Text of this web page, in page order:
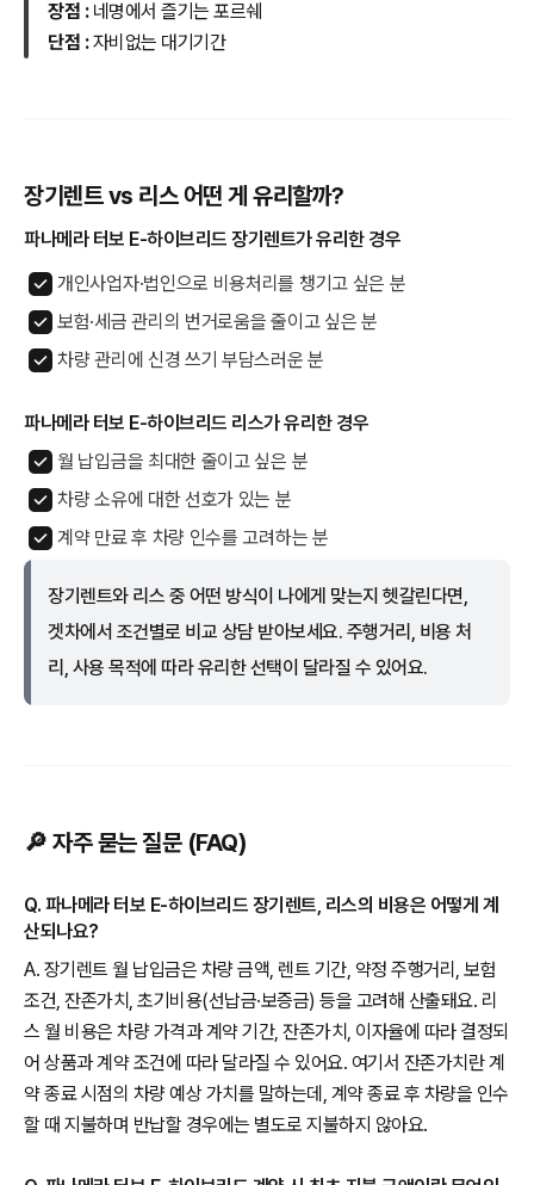
장점 : 네명에서 즐기는 포르쉐
단점 :자비없는 대기기간
장기렌트 vs 리스 어떤 게 유리할까?
파나메라 터보 E-하이브리드 장기렌트가 유리한 경우
개인사업자·법인으로 비용처리를 챙기고 싶은 분
보험·세금 관리의 번거로움을 줄이고 싶은 분
차량 관리에 신경 쓰기 부담스러운 분
파나메라 터보 E-하이브리드 리스가 유리한 경우
월 납입금을 최대한 줄이고 싶은 분
차량 소유에 대한 선호가 있는 분
계약 만료 후 차량 인수를 고려하는 분
장기렌트와 리스 중 어떤 방식이 나에게 맞는지 헷갈린다면,
겟차에서 조건별로 비교 상담 받아보세요. 주행거리, 비용 처
리, 사용 목적에 따라 유리한 선택이 달라질 수 있어요.
🔎 자주 묻는 질문 (FAQ)
Q. 파나메라 터보 E-하이브리드 장기렌트, 리스의 비용은 어떻게 계
산되나요?
A. 장기렌트 월 납입금은 차량 금액, 렌트 기간, 약정 주행거리, 보험
조건, 잔존가치, 초기비용(선납금·보증금) 등을 고려해 산출돼요. 리
스 월 비용은 차량 가격과 계약 기간, 잔존가치, 이자율에 따라 결정되
어 상품과 계약 조건에 따라 달라질 수 있어요. 여기서 잔존가치란 계
약 종료 시점의 차량 예상 가치를 말하는데, 계약 종료 후 차량을 인수
할 때 지불하며 반납할 경우에는 별도로 지불하지 않아요.